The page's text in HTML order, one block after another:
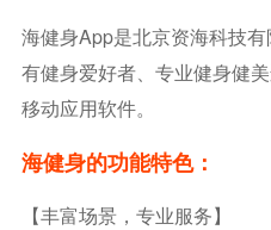
海健身App是北京资海科技
有健身爱好者、专业健身健
移动应用软件。
海健身的功能特色：
【丰富场景，专业服务】